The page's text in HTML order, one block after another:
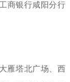
商银行咸阳分行
雁塔北广场、西